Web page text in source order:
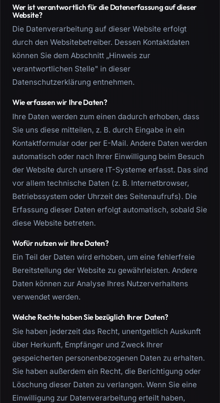
Wer ist verantwortlich für die Datenerfassung auf dieser
Website?
Die Datenverarbeitung auf dieser Website erfolgt
durch den Websitebetreiber. Dessen Kontaktdaten
können Sie dem Abschnitt „Hinweis zur
verantwortlichen Stelle" in dieser
Datenschutzerklärung entnehmen.
Wie erfassen wir Ihre Daten?
Ihre Daten werden zum einen dadurch erhoben, dass
Sie uns diese mitteilen, z. B. durch Eingabe in ein
Kontaktformular oder per E-Mail. Andere Daten werden
automatisch oder nach Ihrer Einwilligung beim Besuch
der Website durch unsere IT-Systeme erfasst. Das sind
vor allem technische Daten (z. B. Internetbrowser,
Betriebssystem oder Uhrzeit des Seitenaufrufs). Die
Erfassung dieser Daten erfolgt automatisch, sobald Sie
diese Website betreten.
Wofür nutzen wir Ihre Daten?
Ein Teil der Daten wird erhoben, um eine fehlerfreie
Bereitstellung der Website zu gewährleisten. Andere
Daten können zur Analyse Ihres Nutzerverhaltens
verwendet werden.
Welche Rechte haben Sie bezüglich Ihrer Daten?
Sie haben jederzeit das Recht, unentgeltlich Auskunft
über Herkunft, Empfänger und Zweck Ihrer
gespeicherten personenbezogenen Daten zu erhalten.
Sie haben außerdem ein Recht, die Berichtigung oder
Löschung dieser Daten zu verlangen. Wenn Sie eine
Einwilligung zur Datenverarbeitung erteilt haben,